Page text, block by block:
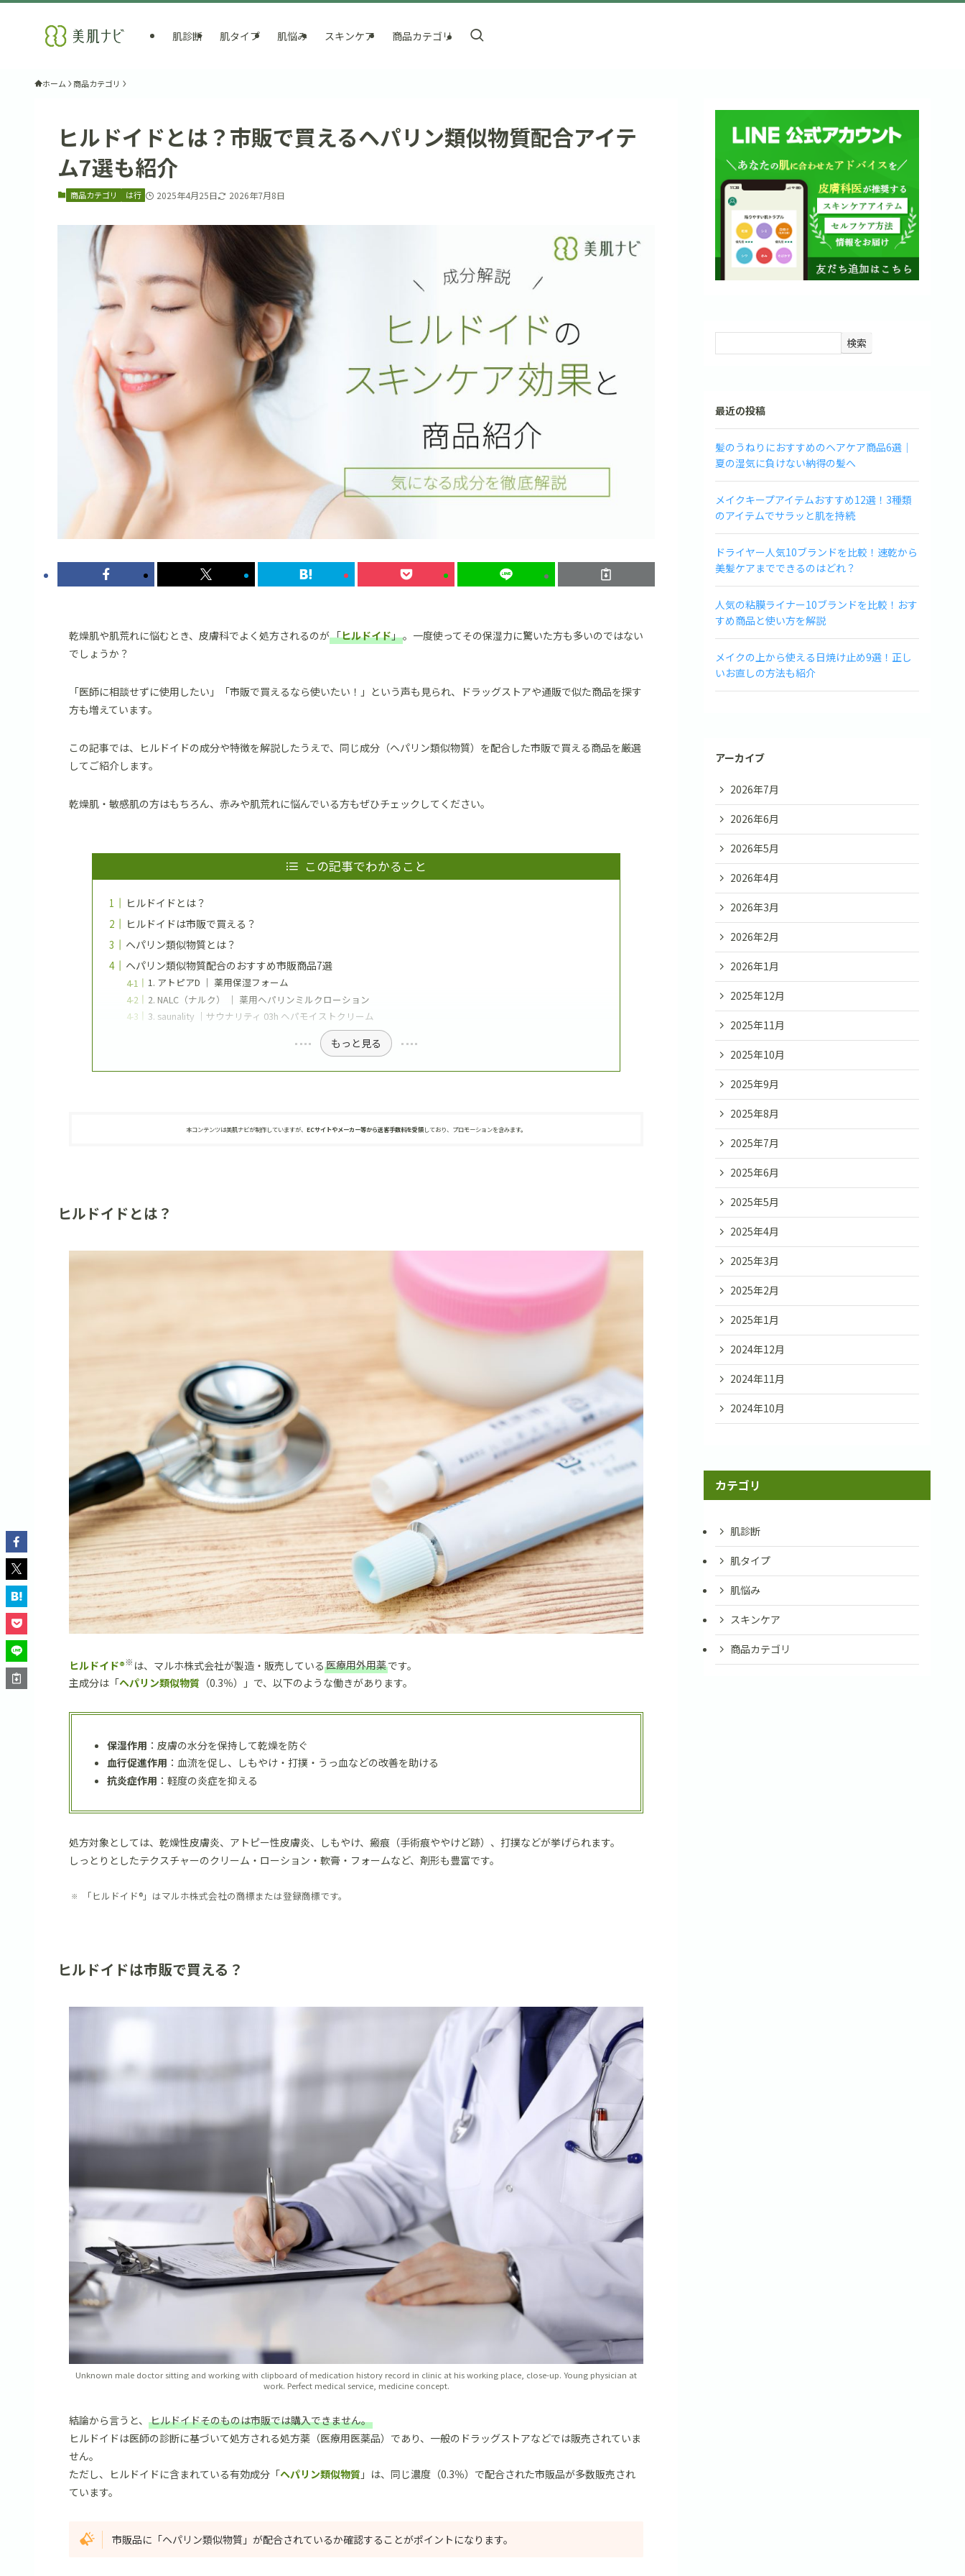
肌診断 肌タイプ 肌悩み スキンケア 商品カテゴリ
ホーム 商品カテゴリ
ヒルドイドとは？市販で買えるヘパリン類似物質配合アイテ
ム7選も紹介
商品カテゴリ は行 2025年4月25日 2026年7月8日
乾燥肌や肌荒れに悩むとき、皮膚科でよく処方されるのが「ヒルドイド」。一度使ってその保湿力に驚いた方も多いのではない
でしょうか？
「医師に相談せずに使用したい」「市販で買えるなら使いたい！」という声も見られ、ドラッグストアや通販で似た商品を探す
方も増えています。
この記事では、ヒルドイドの成分や特徴を解説したうえで、同じ成分（ヘパリン類似物質）を配合した市販で買える商品を厳選
してご紹介します。
乾燥肌・敏感肌の方はもちろん、赤みや肌荒れに悩んでいる方もぜひチェックしてください。
この記事でわかること
ヒルドイドとは？
ヒルドイドは市販で買える？
ヘパリン類似物質とは？
ヘパリン類似物質配合のおすすめ市販商品7選
1. アトピアD ｜ 薬用保湿フォーム
2. NALC（ナルク） ｜ 薬用ヘパリンミルクローション
3. saunality ｜サウナリティ 03h ヘパモイストクリーム
もっと見る
本コンテンツは美肌ナビが制作していますが、 ECサイトやメーカー等から送客手数料を受領しており、プロモーションを含みます。
ヒルドイドとは？
ヒルドイド®※ は、マルホ株式会社が製造・販売している 医療用外用薬です。
主成分は「ヘパリン類似物質 （0.3％）」で、以下のような働きがあります。
保湿作用 ：皮膚の水分を保持して乾燥を防ぐ
血行促進作用 ：血流を促し、しもやけ・打撲・うっ血などの改善を助ける
抗炎症作用 ：軽度の炎症を抑える
処方対象としては、乾燥性皮膚炎、アトピー性皮膚炎、しもやけ、瘢痕（手術痕ややけど跡）、打撲などが挙げられます。
しっとりとしたテクスチャーのクリーム・ローション・軟膏・フォームなど、剤形も豊富です。
「ヒルドイド®」はマルホ株式会社の商標または登録商標です。
ヒルドイドは市販で買える？
Unknown male doctor sitting and working with clipboard of medication history record in clinic at his working place, close-up. Young physician at
work. Perfect medical service, medicine concept.
結論から言うと、 ヒルドイドそのものは市販では購入できません。
ヒルドイドは医師の診断に基づいて処方される処方薬（医療用医薬品）であり、一般のドラッグストアなどでは販売されていま
せん。
ただし、ヒルドイドに含まれている有効成分「ヘパリン類似物質 」は、同じ濃度（0.3％）で配合された市販品が多数販売され
ています。
市販品に「ヘパリン類似物質」が配合されているか確認することがポイントになります。
検索
最近の投稿
髪のうねりにおすすめのヘアケア商品6選｜
夏の湿気に負けない納得の髪へ
メイクキープアイテムおすすめ12選！3種類
のアイテムでサラッと肌を持続
ドライヤー人気10ブランドを比較！速乾から
美髪ケアまでできるのはどれ？
人気の粘膜ライナー10ブランドを比較！おす
すめ商品と使い方を解説
メイクの上から使える日焼け止め9選！正し
いお直しの方法も紹介
アーカイブ
2026年7月
2026年6月
2026年5月
2026年4月
2026年3月
2026年2月
2026年1月
2025年12月
2025年11月
2025年10月
2025年9月
2025年8月
2025年7月
2025年6月
2025年5月
2025年4月
2025年3月
2025年2月
2025年1月
2024年12月
2024年11月
2024年10月
カテゴリ
肌診断
肌タイプ
肌悩み
スキンケア
商品カテゴリ